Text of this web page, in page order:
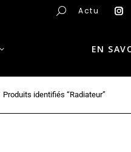
Actu
EN
Produits identifiés “Radiateur”